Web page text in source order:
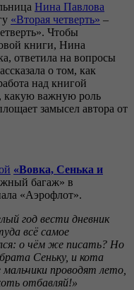
Нина Павлова
«Вторая четверть» –
Чтобы
книги, Нина
ответила на вопросы
о том, как
над книгой
какую важную роль
замысел автора от
«Вовка, Сенька и
багаж» в
«Аэрофлот».
год вести дневник
всё самое
о чём же писать? Но
Сеньку, и кота
проводят лето,
отбавляй!»